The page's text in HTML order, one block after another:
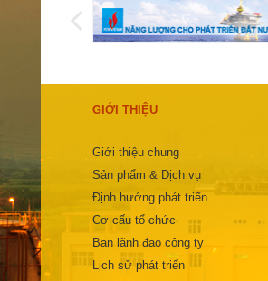
GIỚI THIỆU
Giới thiệu chung
Sản phẩm & Dịch vụ
Định hướng phát triển
Cơ cấu tổ chức
Ban lãnh đạo công ty
Lịch sử phát triển